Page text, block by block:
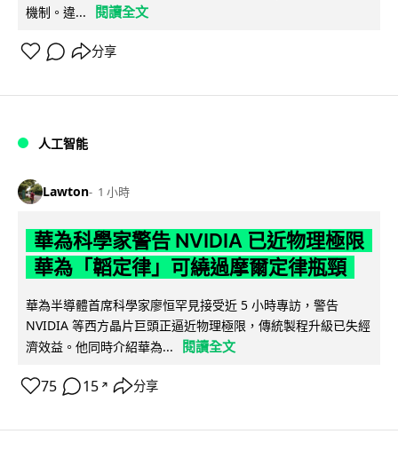
機制。違...
閱讀全文
分享
人工智能
Lawton 1 小時
華為科學家警告 NVIDIA 已近物理極限
華為「韜定律」可繞過摩爾定律瓶頸
華為半導體首席科學家廖恒罕見接受近 5 小時專訪，警告
NVIDIA 等西方晶片巨頭正逼近物理極限，傳統製程升級已失經
濟效益。他同時介紹華為...
閱讀全文
75 15 ↗ 分享